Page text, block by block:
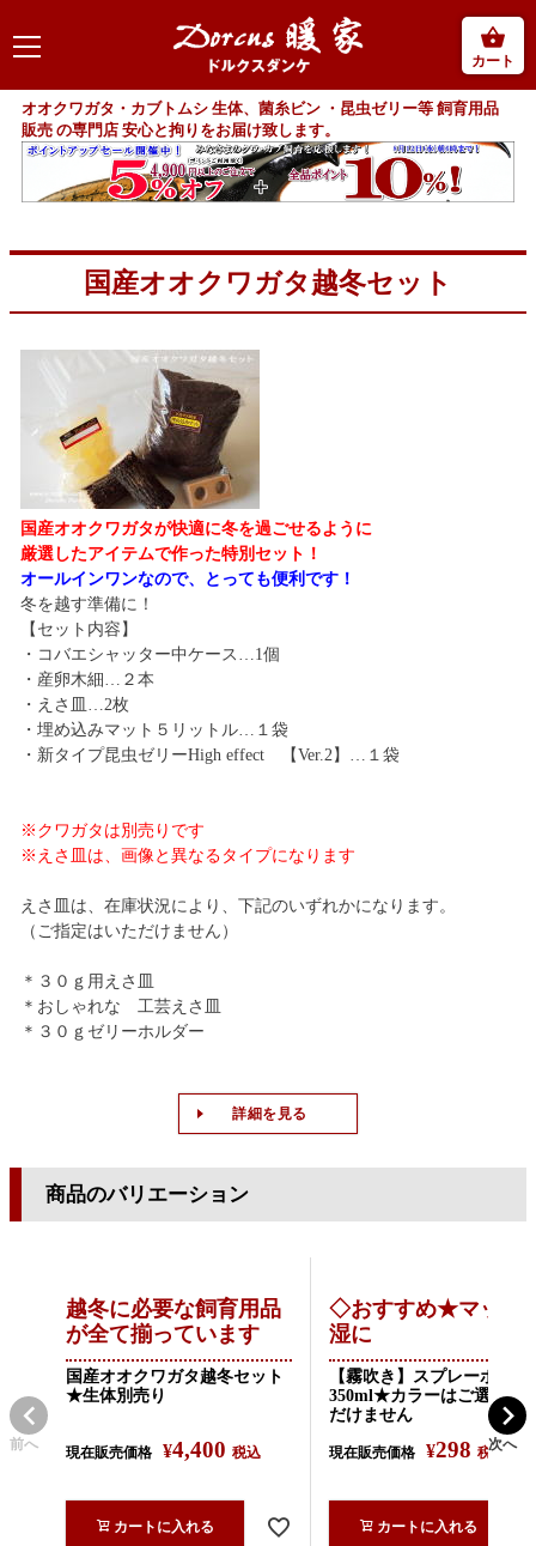
カート
オオクワガタ・カブトムシ 生体、菌糸ビン ・昆虫ゼリー等 飼育用品
販売 の専門店 安心と拘りをお届け致します。
国産オオクワガタ越冬セット
国産オオクワガタが快適に冬を過ごせるように
厳選したアイテムで作った特別セット！
オールインワンなので、とっても便利です！
冬を越す準備に！
【セット内容】
・コバエシャッター中ケース…1個
・産卵木細…２本
・えさ皿…2枚
・埋め込みマット５リットル…１袋
・新タイプ昆虫ゼリーHigh effect 【Ver.2】…１袋
※クワガタは別売りです
※えさ皿は、画像と異なるタイプになります
えさ皿は、在庫状況により、下記のいずれかになります。
（ご指定はいただけません）
＊３０ｇ用えさ皿
＊おしゃれな 工芸えさ皿
＊３０ｇゼリーホルダー
詳細を見る
商品のバリエーション
前へ
越冬に必要な飼育用品
が全て揃っています
国産オオクワガタ越冬セット
★生体別売り
現在販売価格 ¥4,400 税込
カートに入れる
◇おすすめ★マット
湿に
【霧吹き】スプレーボトル
350ml★カラーはご選択い
だけません
現在販売価格 ¥298 税込
カートに入れる
次へ